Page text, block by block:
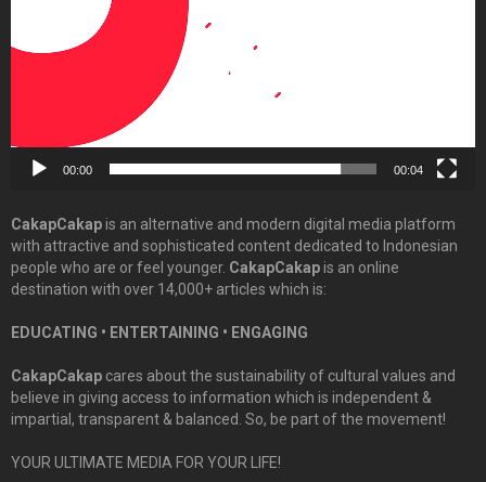
00:00 00:04
CakapCakapis an alternative and modern digital media platform
with attractive and sophisticated content dedicated to Indonesian
people who are or feel younger. CakapCakapis an online
destination with over 14,000+ articles which is:
EDUCATING • ENTERTAINING • ENGAGING
CakapCakap cares about the sustainability of cultural values and
believe in giving access to information which is independent &
impartial, transparent & balanced. So, be part of the movement!
YOUR ULTIMATE MEDIA FOR YOUR LIFE!